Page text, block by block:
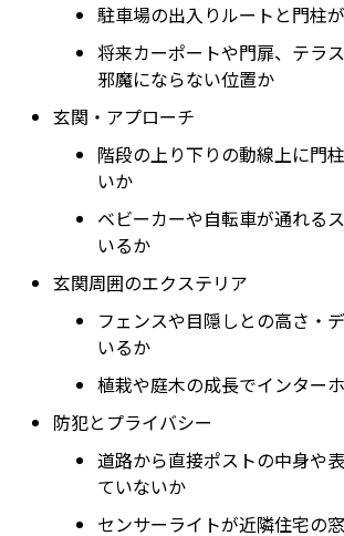
駐車場の出入りルートと門柱
将来カーポートや門扉、テラ
邪魔にならない位置か
玄関・アプローチ
階段の上り下りの動線上に門
いか
ベビーカーや自転車が通れる
いるか
玄関周囲のエクステリア
フェンスや目隠しとの高さ・
いるか
植栽や庭木の成長でインター
防犯とプライバシー
道路から直接ポストの中身や
ていないか
センサーライトが近隣住宅の